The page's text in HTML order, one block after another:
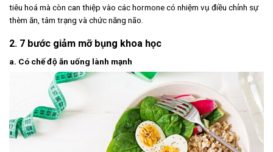
tiêu hoá mà còn can thiệp vào các hormone có nhiệm vụ điều chỉnh sự
thèm ăn, tâm trạng và chức năng não.
2. 7 bước giảm mỡ bụng khoa học
a. Có chế độ ăn uống lành mạnh